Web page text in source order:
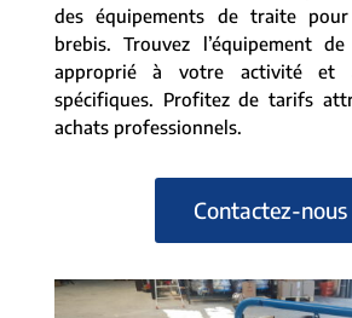
des équipements de traite pour
brebis. Trouvez l’équipement
approprié à votre activité et
spécifiques. Profitez de tarifs
achats professionnels.
Contactez-nous